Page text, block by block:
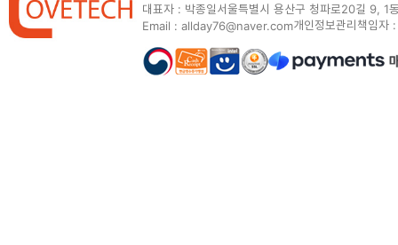
대표자 : 박종일서울특별시 용산구 청파로20길 9, 1
Email : allday76@naver.com개인정보관리책임자